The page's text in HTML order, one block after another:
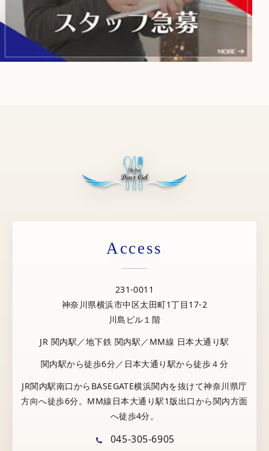
Access
231-0011
神奈川県横浜市中区太田町1丁目17-2
川島ビル１階
JR 関内駅／地下鉄 関内駅／MM線 日本大通り駅
関内駅から徒歩6分／日本大通り駅から徒歩４分
JR関内駅南口からBASEGATE横浜関内を抜けて神奈川県庁
方向へ徒歩6分。MM線日本大通り駅1版出口から関内方面
へ徒歩4分。
045-305-6905